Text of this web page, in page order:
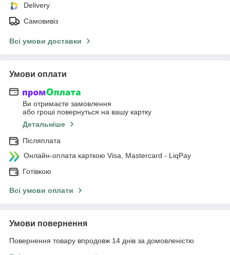
Delivery
Самовивіз
Всі умови доставки
Умови оплати
Ви отримаєте замовлення
або гроші повернуться на вашу картку
Детальніше
Післяплата
Онлайн-оплата карткою Visa, Mastercard - LiqPay
Готівкою
Всі умови оплати
Умови повернення
Повернення товару впродовж 14 днів за домовленістю